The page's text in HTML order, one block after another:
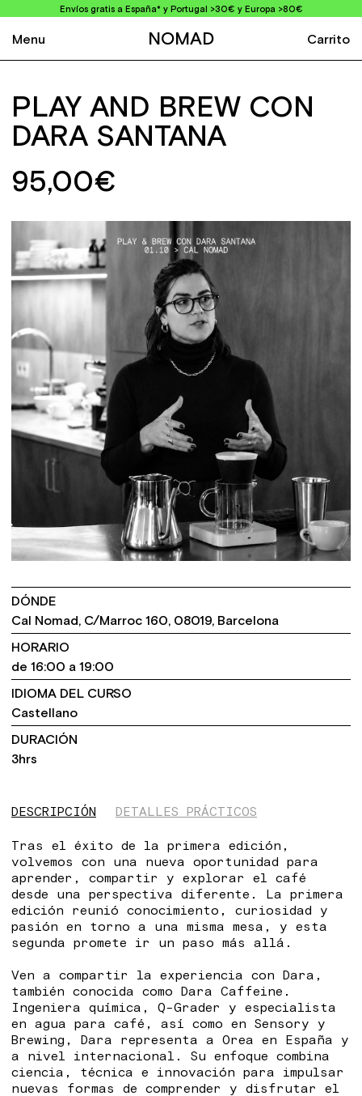
Envíos gratis a España* y Portugal >30€ y Europa >80€
Menu NOMAD Carrito
PLAY AND BREW CON
DARA SANTANA
95,00€
DÓNDE
Cal Nomad, C/Marroc 160, 08019, Barcelona
HORARIO
de 16:00 a 19:00
IDIOMA DEL CURSO
Castellano
DURACIÓN
3hrs
DESCRIPCIÓN DETALLES PRÁCTICOS
Tras el éxito de la primera edición,
volvemos con una nueva oportunidad para
aprender, compartir y explorar el café
desde una perspectiva diferente. La primera
edición reunió conocimiento, curiosidad y
pasión en torno a una misma mesa, y esta
segunda promete ir un paso más allá.
Ven a compartir la experiencia con Dara,
también conocida como Dara Caffeine.
Ingeniera química, Q-Grader y especialista
en agua para café, así como en Sensory y
Brewing, Dara representa a Orea en España y
a nivel internacional. Su enfoque combina
ciencia, técnica e innovación para impulsar
nuevas formas de comprender y disfrutar el